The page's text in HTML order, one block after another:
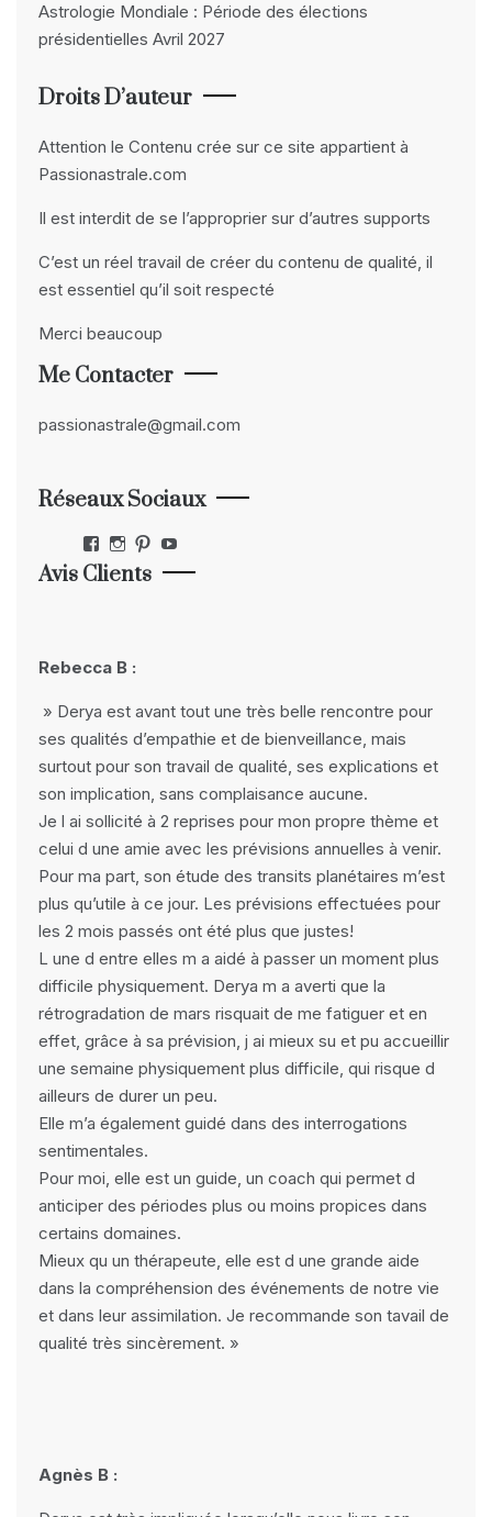
Astrologie Mondiale : Période des élections
présidentielles Avril 2027
Droits D’auteur
Attention le Contenu crée sur ce site appartient à
Passionastrale.com
Il est interdit de se l’approprier sur d’autres supports
C’est un réel travail de créer du contenu de qualité, il
est essentiel qu’il soit respecté
Merci beaucoup
Me Contacter
passionastrale@gmail.com
Réseaux Sociaux
Facebook
Instagram
Pinterest
YouTube
Avis Clients
Rebecca B :
» Derya est avant tout une très belle rencontre pour
ses qualités d’empathie et de bienveillance, mais
surtout pour son travail de qualité, ses explications et
son implication, sans complaisance aucune.
Je l ai sollicité à 2 reprises pour mon propre thème et
celui d une amie avec les prévisions annuelles à venir.
Pour ma part, son étude des transits planétaires m’est
plus qu’utile à ce jour. Les prévisions effectuées pour
les 2 mois passés ont été plus que justes!
L une d entre elles m a aidé à passer un moment plus
difficile physiquement. Derya m a averti que la
rétrogradation de mars risquait de me fatiguer et en
effet, grâce à sa prévision, j ai mieux su et pu accueillir
une semaine physiquement plus difficile, qui risque d
ailleurs de durer un peu.
Elle m’a également guidé dans des interrogations
sentimentales.
Pour moi, elle est un guide, un coach qui permet d
anticiper des périodes plus ou moins propices dans
certains domaines.
Mieux qu un thérapeute, elle est d une grande aide
dans la compréhension des événements de notre vie
et dans leur assimilation. Je recommande son tavail de
qualité très sincèrement. »
Agnès B :